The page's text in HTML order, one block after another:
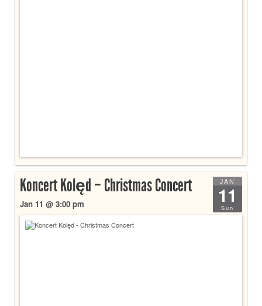
JAN
11
Sun
Koncert Kolęd – Christmas Concert
Jan 11 @ 3:00 pm